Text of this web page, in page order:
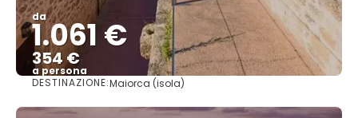
da
1.061 €
354 €
a persona
Vedere
DESTINAZIONE:Maiorca (isola)